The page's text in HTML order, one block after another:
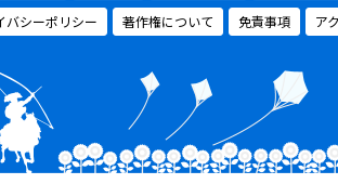
バシーポリシー
著作権について 免責事項 ア